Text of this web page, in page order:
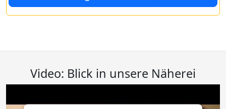
Video: Blick in unsere Näherei